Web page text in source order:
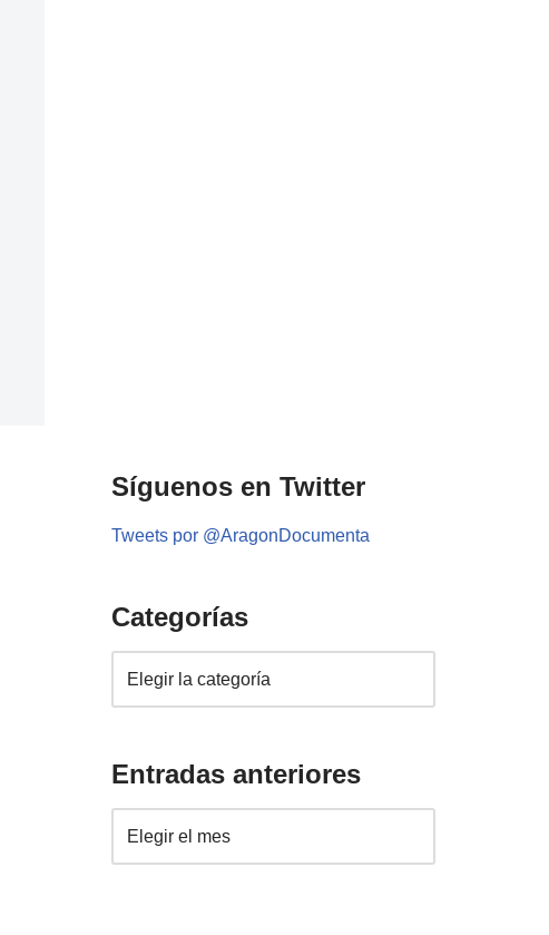
Síguenos en Twitter
Tweets por @AragonDocumenta
Categorías
Entradas anteriores